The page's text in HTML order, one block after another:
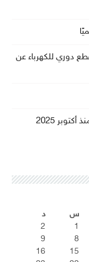
دوري للكهرباء عن
مسؤولة بالستاغ: التحضيرات للصيف انطلقت منذ أكتوبر 2025
س
د
1
2
8
9
15
16